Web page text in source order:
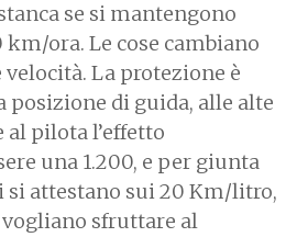
se si mantengono
ora. Le cose cambiano
La protezione è
posizione di guida, alle alte
al pilota l’effetto
una 1.200, e per giunta
si attestano sui 20 Km/litro,
sfruttare al